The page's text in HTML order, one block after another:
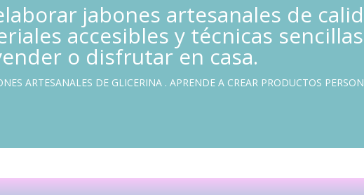
jabones artesanales de
accesibles y técnicas
o disfrutar en casa.
ARTESANALES DE GLICERINA . APRENDE A CREAR PRODUCTOS